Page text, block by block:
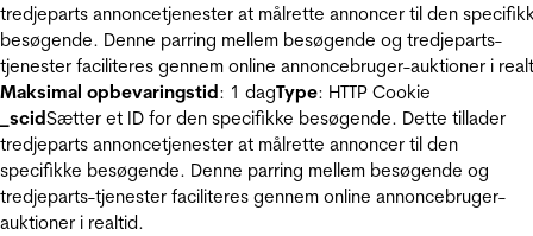
tredjeparts annoncetjenester at målrette annoncer til den
besøgende. Denne parring mellem besøgende og tredjeparts-
tjenester faciliteres gennem online annoncebruger-auktioner i
Maksimal opbevaringstid: 1 dagType: HTTP Cookie
_scidSætter et ID for den specifikke besøgende. Dette tillader
tredjeparts annoncetjenester at målrette annoncer til den
specifikke besøgende. Denne parring mellem besøgende og
tredjeparts-tjenester faciliteres gennem online annoncebruger-
auktioner i realtid.